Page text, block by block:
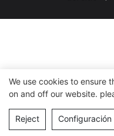
We use cookies to ensure
on and off our website.
Reject